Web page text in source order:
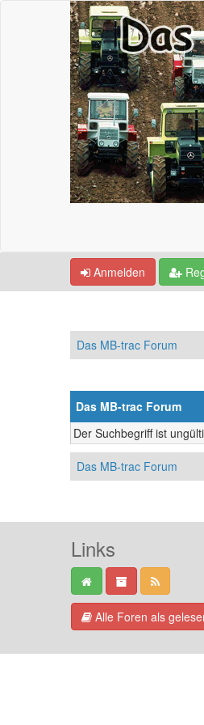
Anmelden
Das MB-trac Forum
Das MB-trac Forum
Der Suchbegriff ist
Das MB-trac Forum
Links
Alle Foren als